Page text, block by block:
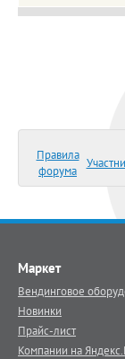
Правила
форума
Маркет
Вендинговое
Новинки
Прайс-лист
Компании на